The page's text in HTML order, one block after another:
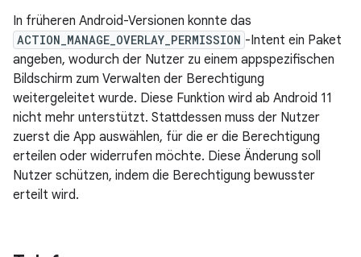
In früheren Android-Versionen konnte das
ACTION_MANAGE_OVERLAY_PERMISSION -Intent ein Paket
angeben, wodurch der Nutzer zu einem appspezifischen
Bildschirm zum Verwalten der Berechtigung
weitergeleitet wurde. Diese Funktion wird ab Android 11
nicht mehr unterstützt. Stattdessen muss der Nutzer
zuerst die App auswählen, für die er die Berechtigung
erteilen oder widerrufen möchte. Diese Änderung soll
Nutzer schützen, indem die Berechtigung bewusster
erteilt wird.